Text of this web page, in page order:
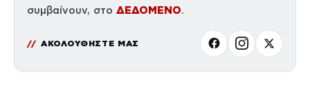
συμβαίνουν, στο ΔΕΔΟΜΕΝΟ.
ΑΚΟΛΟΥΘΗΣΤΕ ΜΑΣ